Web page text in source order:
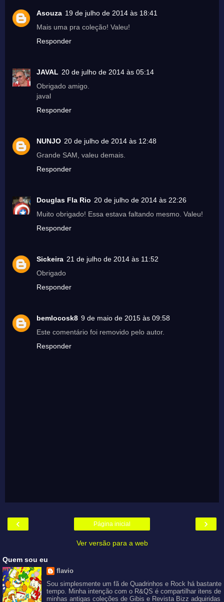
Asouza 19 de julho de 2014 às 18:41
Mais uma pra coleção! Valeu!
Responder
JAVAL 20 de julho de 2014 às 05:14
Obrigado amigo.
javal
Responder
NUNJO 20 de julho de 2014 às 12:48
Grande SAM, valeu demais.
Responder
Douglas Fla Rio 20 de julho de 2014 às 22:26
Muito obrigado! Essa estava faltando mesmo. Valeu!
Responder
Sickeira 21 de julho de 2014 às 11:52
Obrigado
Responder
bemlocosk8 9 de maio de 2015 às 09:58
Este comentário foi removido pelo autor.
Responder
‹ ›
Página inicial
Ver versão para a web
Quem sou eu
flavio
Sou simplesmente um fã de Quadrinhos e Rock há bastante
tempo. Minha intenção com o R&QS é compartilhar itens de
minhas antigas coleções de Gibis e Revista Bizz adquiridas